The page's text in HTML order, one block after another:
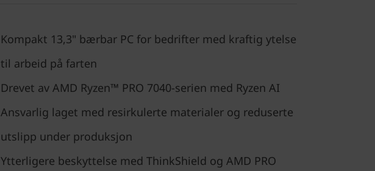
Kompakt 13,3" bærbar PC for bedrifter med kraftig ytelse
til arbeid på farten
Drevet av AMD Ryzen™ PRO 7040-serien med Ryzen AI
Ansvarlig laget med resirkulerte materialer og reduserte
utslipp under produksjon
Ytterligere beskyttelse med ThinkShield og AMD PRO